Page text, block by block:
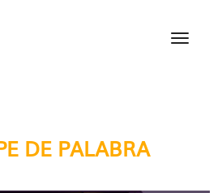
DE PALABRA